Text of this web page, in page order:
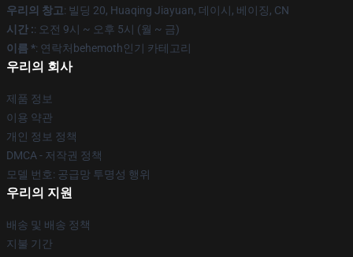
우리의 창고: 빌딩 20, Huaqing Jiayuan, 데이시, 베이징, CN
시간 :: 오전 9시 ~ 오후 5시 (월 ~ 금)
이름 *: 연락처behemoth인기 카테고리
우리의 회사
제품 정보
이용 약관
개인 정보 정책
DMCA - 저작권 정책
모델 번호: 공급망 투명성 행위
우리의 지원
배송 및 배송 정책
지불 기간